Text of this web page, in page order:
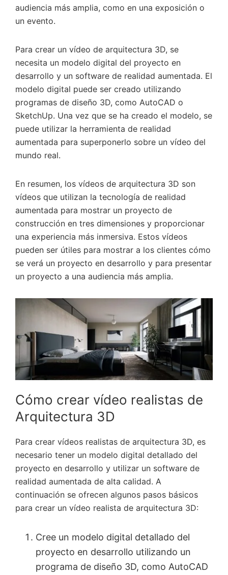
audiencia más amplia, como en una exposición o
un evento.
Para crear un vídeo de arquitectura 3D, se
necesita un modelo digital del proyecto en
desarrollo y un software de realidad aumentada. El
modelo digital puede ser creado utilizando
programas de diseño 3D, como AutoCAD o
SketchUp. Una vez que se ha creado el modelo, se
puede utilizar la herramienta de realidad
aumentada para superponerlo sobre un vídeo del
mundo real.
En resumen, los vídeos de arquitectura 3D son
vídeos que utilizan la tecnología de realidad
aumentada para mostrar un proyecto de
construcción en tres dimensiones y proporcionar
una experiencia más inmersiva. Estos vídeos
pueden ser útiles para mostrar a los clientes cómo
se verá un proyecto en desarrollo y para presentar
un proyecto a una audiencia más amplia.
Cómo crear vídeo realistas de
Arquitectura 3D
Para crear vídeos realistas de arquitectura 3D, es
necesario tener un modelo digital detallado del
proyecto en desarrollo y utilizar un software de
realidad aumentada de alta calidad. A
continuación se ofrecen algunos pasos básicos
para crear un vídeo realista de arquitectura 3D:
Cree un modelo digital detallado del
proyecto en desarrollo utilizando un
programa de diseño 3D, como AutoCAD